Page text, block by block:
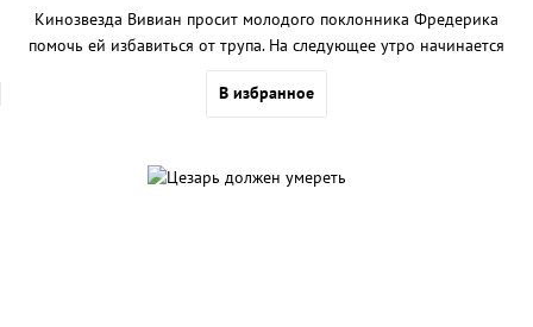
Кинозвезда Вивиан просит молодого поклонника Фредерика
помочь ей избавиться от трупа. На следующее утро начинается
В избранное